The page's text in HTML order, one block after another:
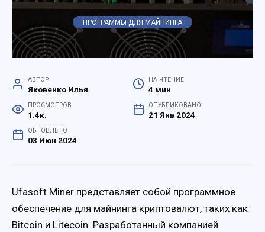
ПРОГРАММЫ ДЛЯ МАЙНИНГА
АВТОР
Яковенко Илья
НА ЧТЕНИЕ
4 мин
ПРОСМОТРОВ
1.4к.
ОПУБЛИКОВАНО
21 Янв 2024
ОБНОВЛЕНО
03 Июн 2024
Ufasoft Miner представляет собой программное
обеспечение для майнинга криптовалют, таких как
Bitcoin и Litecoin. Разработанный компанией